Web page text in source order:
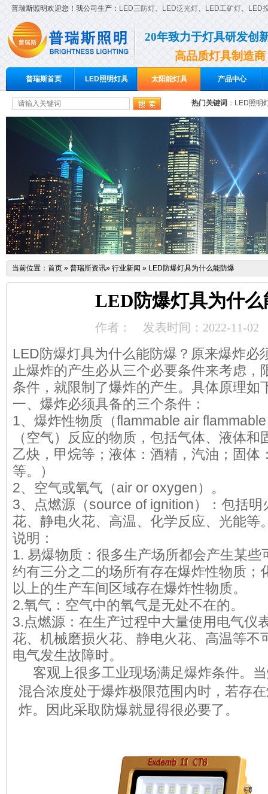
普瑞斯照明欢迎您！我公司生产： LED三防灯、 LED泛光灯、 LED工矿灯、 LED
20年致力于灯具研发创
高品质灯具制造商
普瑞斯首页 LED照明灯具 太阳能灯具 产品中心
热门关键词 ： LED照明
当前位置： 首页 » 普瑞斯资讯» 行业新闻 » LED防爆灯具为什么能防爆
LED防爆灯具为什么
作者： 发表时间：2022-11-02
LED防爆灯具为什么能防爆？原来爆炸必
止爆炸的产生必从三个必要条件来考虑，
条件，就限制了爆炸的产生。具体原理如
一、爆炸必须具备的三个条件：
1、爆炸性物质（flammable air
（空气）反应的物质，包括气体、液体
乙炔，甲烷等；液体：酒精，汽油；固体
等。）
2、空气或氧气（air or oxygen）。
3、点燃源（source of ignition）：包括
花、静电火花、高温、化学反应、光能等
说明：
1. 易爆物质：很多生产场所都会产生某些
约有三分之二的场所有存在爆炸性物质；
以上的生产车间区域存在爆炸性物质。
2.氧气：空气中的氧气是无处不在的。
3.点燃源：在生产过程中大量使用电气仪
花、机械磨损火花、静电火花、高温等不
电气发生故障时。
客观上很多工业现场满足爆炸条件。
混合浓度处于爆炸极限范围内时，若存
炸。因此采取防爆就显得很必要了。